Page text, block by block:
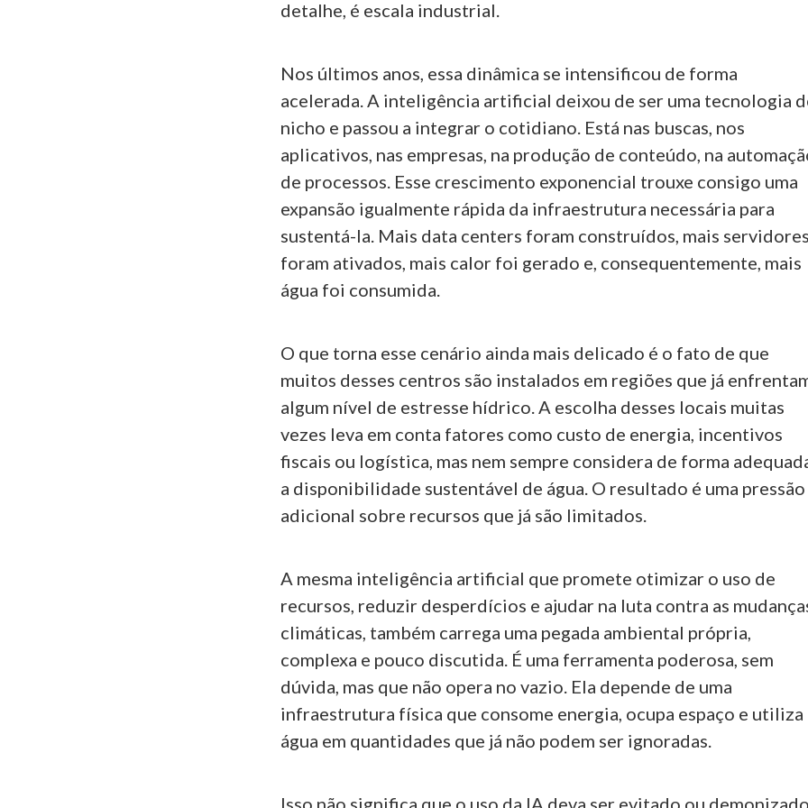
detalhe, é escala industrial.
Nos últimos anos, essa dinâmica se intensificou de forma
acelerada. A inteligência artificial deixou de ser uma tecnologia
nicho e passou a integrar o cotidiano. Está nas buscas, nos
aplicativos, nas empresas, na produção de conteúdo, na
de processos. Esse crescimento exponencial trouxe consigo uma
expansão igualmente rápida da infraestrutura necessária para
sustentá-la. Mais data centers foram construídos, mais servidores
foram ativados, mais calor foi gerado e, consequentemente, mais
água foi consumida.
O que torna esse cenário ainda mais delicado é o fato de que
muitos desses centros são instalados em regiões que já
algum nível de estresse hídrico. A escolha desses locais muitas
vezes leva em conta fatores como custo de energia, incentivos
fiscais ou logística, mas nem sempre considera de forma
a disponibilidade sustentável de água. O resultado é uma pressão
adicional sobre recursos que já são limitados.
A mesma inteligência artificial que promete otimizar o uso de
recursos, reduzir desperdícios e ajudar na luta contra as
climáticas, também carrega uma pegada ambiental própria,
complexa e pouco discutida. É uma ferramenta poderosa, sem
dúvida, mas que não opera no vazio. Ela depende de uma
infraestrutura física que consome energia, ocupa espaço e utiliza
água em quantidades que já não podem ser ignoradas.
Isso não significa que o uso da IA deva ser evitado ou demonizado.